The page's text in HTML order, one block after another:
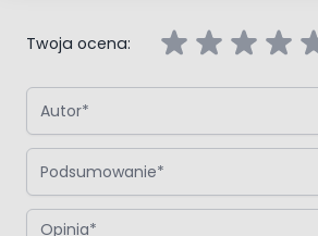
Twoja ocena:
Autor
Podsumowanie
Opinia